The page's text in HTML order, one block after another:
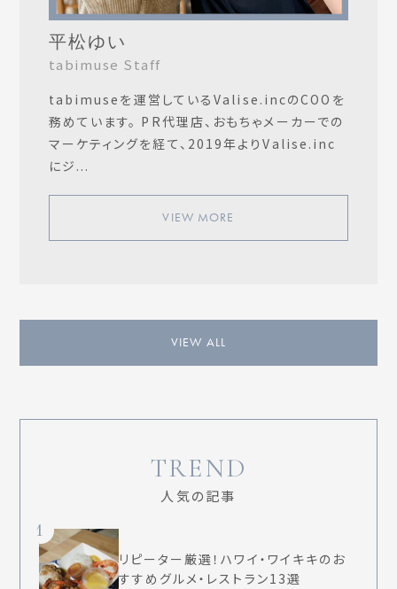
平松ゆい
tabimuse Staff
tabimuseを運営しているValise.incのCOOを
務めています。 PR代理店、おもちゃメーカーでの
マーケティングを経て、2019年よりValise.inc
にジ...
VIEW MORE
VIEW ALL
TREND
人気の記事
1
リピーター厳選！ハワイ・ワイキキのお
すすめグルメ・レストラン13選